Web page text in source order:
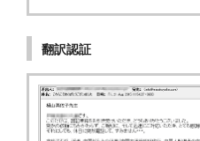
翻訳認証